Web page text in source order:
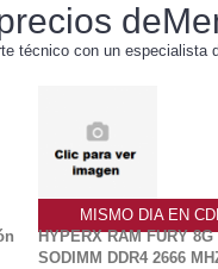
técnico con un
MISMO DIA EN
HYPERX RAM FURY 8G
SODIMM DDR4 2666